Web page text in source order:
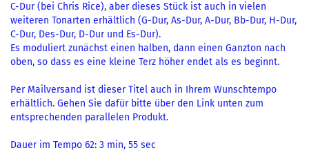
C-Dur (bei Chris Rice), aber dieses Stück ist auch in vielen
weiteren Tonarten erhältlich (G-Dur, As-Dur, A-Dur, Bb-Dur, H-Dur,
C-Dur, Des-Dur, D-Dur und Es-Dur).
Es moduliert zunächst einen halben, dann einen Ganzton nach
oben, so dass es eine kleine Terz höher endet als es beginnt.
Per Mailversand ist dieser Titel auch in Ihrem Wunschtempo
erhältlich. Gehen Sie dafür bitte über den Link unten zum
entsprechenden parallelen Produkt.
Dauer im Tempo 62: 3 min, 55 sec